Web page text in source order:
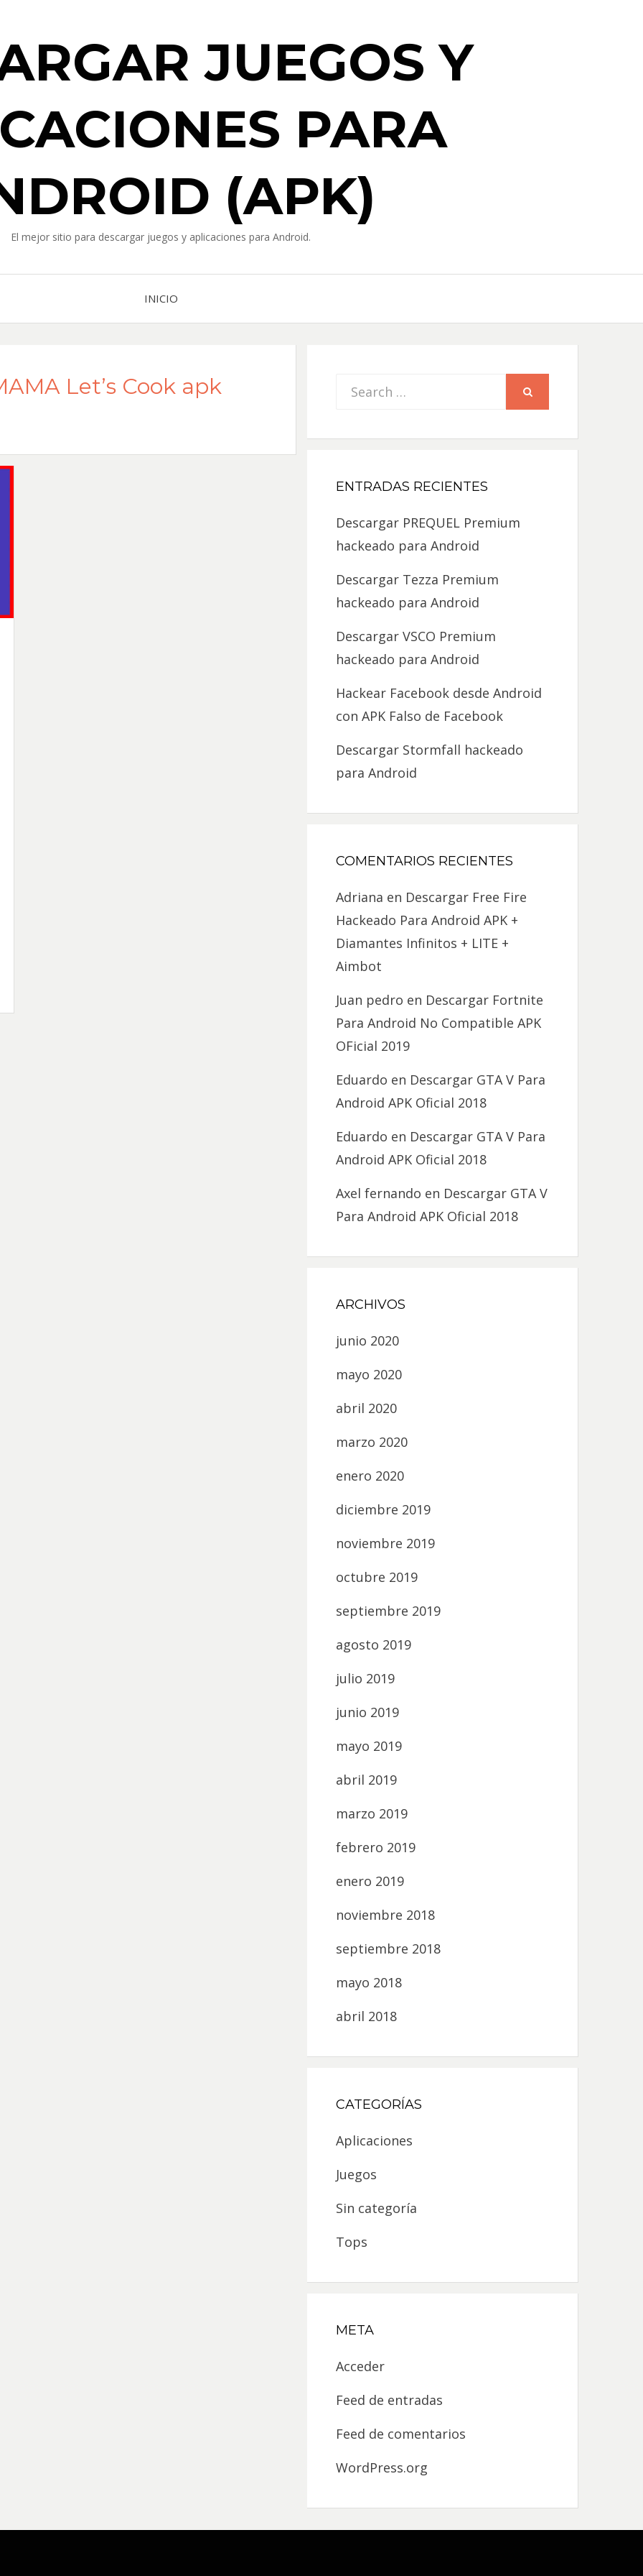
JUEGOS Y
PARA
(APK)
El mejor sitio para descargar juegos y aplicaciones para Android.
INICIO
Let’s Cook apk
Search
ENTRADAS RECIENTES
Descargar PREQUEL Premium
hackeado para Android
Descargar Tezza Premium
hackeado para Android
Descargar VSCO Premium
hackeado para Android
Hackear Facebook desde Android
con APK Falso de Facebook
Descargar Stormfall hackeado
para Android
COMENTARIOS RECIENTES
Adriana en Descargar Free Fire
Hackeado Para Android APK +
Diamantes Infinitos + LITE +
Aimbot
Juan pedro en Descargar Fortnite
Para Android No Compatible APK
OFicial 2019
Eduardo en Descargar GTA V Para
Android APK Oficial 2018
Eduardo en Descargar GTA V Para
Android APK Oficial 2018
Axel fernando en Descargar GTA V
Para Android APK Oficial 2018
ARCHIVOS
junio 2020
mayo 2020
abril 2020
marzo 2020
enero 2020
diciembre 2019
noviembre 2019
octubre 2019
septiembre 2019
agosto 2019
julio 2019
junio 2019
mayo 2019
abril 2019
marzo 2019
febrero 2019
enero 2019
noviembre 2018
septiembre 2018
mayo 2018
abril 2018
CATEGORÍAS
Aplicaciones
Juegos
Sin categoría
Tops
META
Acceder
Feed de entradas
Feed de comentarios
WordPress.org